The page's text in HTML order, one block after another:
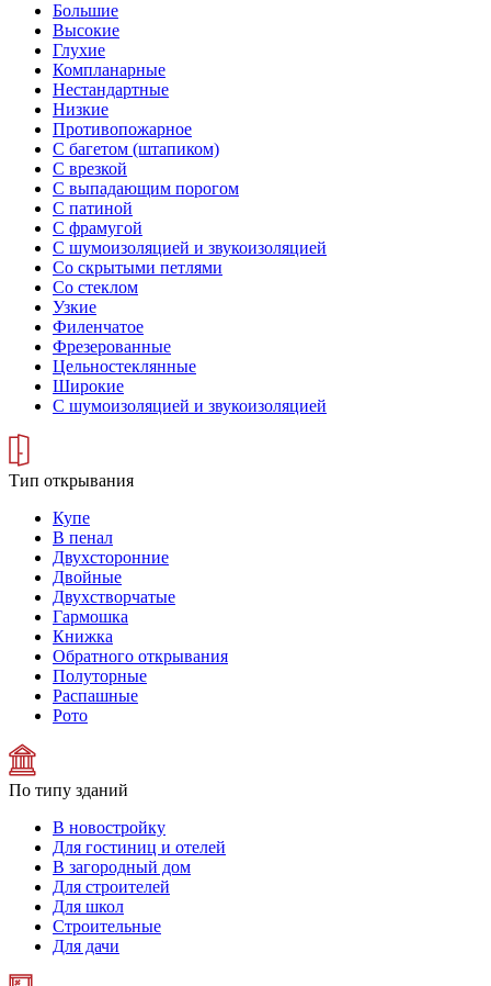
Большие
Высокие
Глухие
Компланарные
Нестандартные
Низкие
Противопожарное
С багетом (штапиком)
С врезкой
С выпадающим порогом
С патиной
С фрамугой
С шумоизоляцией и звукоизоляцией
Со скрытыми петлями
Со стеклом
Узкие
Филенчатое
Фрезерованные
Цельностеклянные
Широкие
С шумоизоляцией и звукоизоляцией
Тип открывания
Купе
В пенал
Двухсторонние
Двойные
Двухстворчатые
Гармошка
Книжка
Обратного открывания
Полуторные
Распашные
Рото
По типу зданий
В новостройку
Для гостиниц и отелей
В загородный дом
Для строителей
Для школ
Строительные
Для дачи